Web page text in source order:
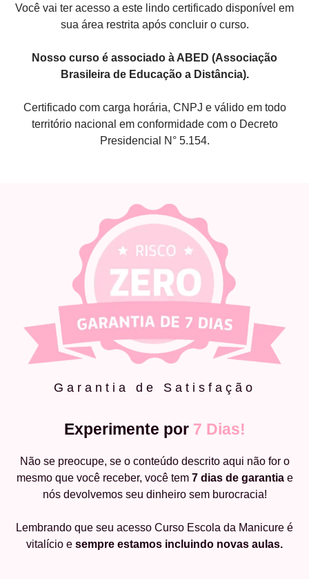
Você vai ter acesso a este lindo certificado disponível em
sua área restrita após concluir o curso.
Nosso curso é associado à ABED (Associação
Brasileira de Educação a Distância).
Certificado com carga horária, CNPJ e válido em todo
território nacional em conformidade com o Decreto
Presidencial N° 5.154.
Garantia de Satisfação
Experimente por 7 Dias!
Não se preocupe, se o conteúdo descrito aqui não for o
mesmo que você receber, você tem 7 dias de garantiae
nós devolvemos seu dinheiro sem burocracia!
Lembrando que seu acesso Curso Escola da Manicure é
vitalício e sempre estamos incluindo novas aulas.